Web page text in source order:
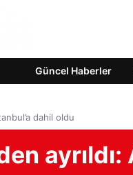
Güncel Haberler
dahil oldu